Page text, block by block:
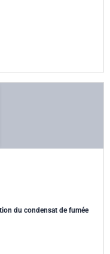
du condensat de fumée